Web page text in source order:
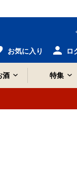
お気に入り ロ
酒 特集